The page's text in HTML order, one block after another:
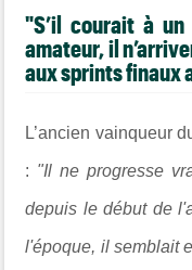
"S’il courait à
amateur, il
aux sprints finaux
L’ancien vainqueur
: "Il ne progresse
depuis le début de
l'époque, il semblait